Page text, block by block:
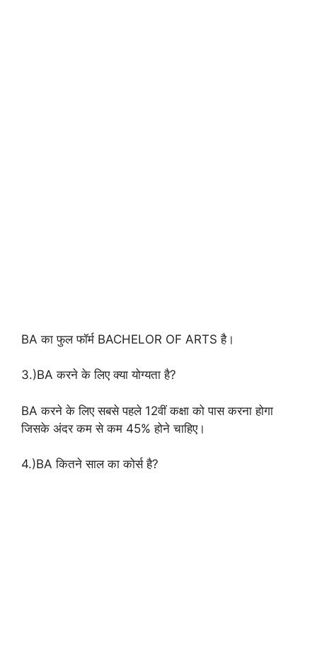
BA का फुल फॉर्म BACHELOR OF ARTS है।
3.)BA करने के लिए क्या योग्यता है?
BA करने के लिए सबसे पहले 12वीं कक्षा को पास करना होगा
जिसके अंदर कम से कम 45% होने चाहिए।
4.)BA कितने साल का कोर्स है?